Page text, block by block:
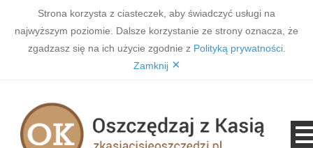
Strona korzysta z ciasteczek, aby świadczyć usługi na
najwyższym poziomie. Dalsze korzystanie ze strony oznacza, że
zgadzasz się na ich użycie zgodnie z Polityką prywatności.
Zamknij ×